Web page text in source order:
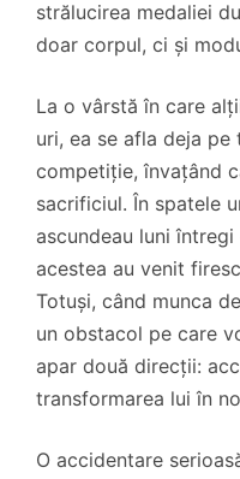
strălucirea medaliei
doar corpul, ci și
La o vârstă în care
uri, ea se afla deja
competiție, învațând
sacrificiul. În spatele
ascundeau luni
acestea au venit
Totuși, când munca
un obstacol pe care
apar două direcții:
transformarea lui în
O accidentare